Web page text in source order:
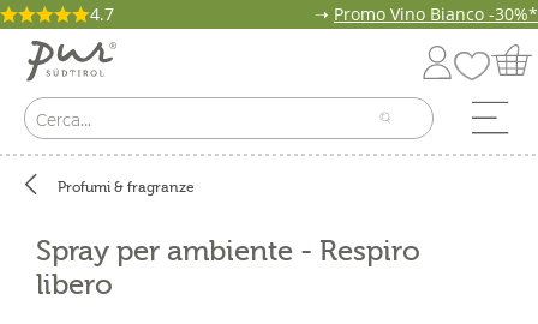
4.7 ➝ Promo Vino Bianco -30%*
Profumi & fragranze
Spray per ambiente - Respiro
libero